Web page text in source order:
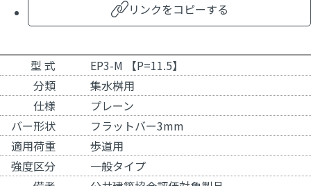
リンクをコピーする
型 式
EP3-M 【P=11.5】
分類
集水桝用
仕様
プレーン
バー形状
フラットバー3mm
適用荷重
歩道用
強度区分
一般タイプ